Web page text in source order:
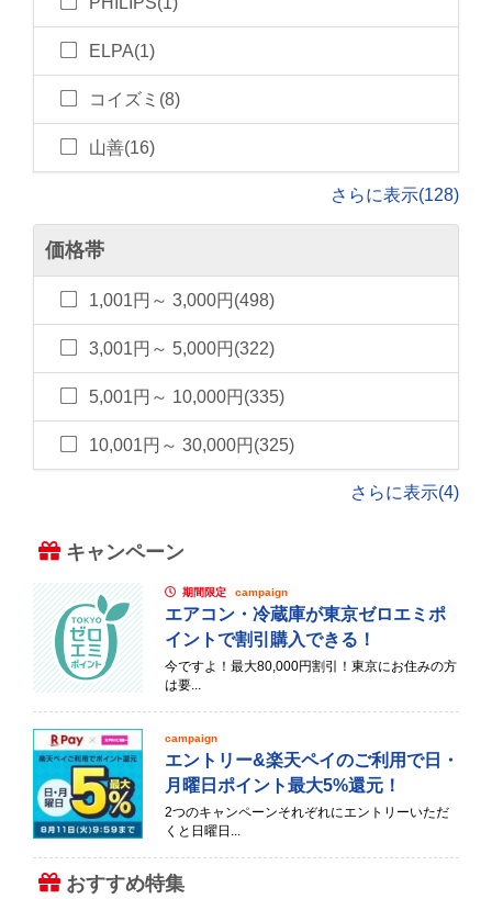
ELPA(1)
コイズミ(8)
山善(16)
さらに表示(128)
価格帯
1,001円～ 3,000円(498)
3,001円～ 5,000円(322)
5,001円～ 10,000円(335)
10,001円～ 30,000円(325)
さらに表示(4)
キャンペーン
期間限定 campaign
エアコン・冷蔵庫が東京ゼロエミポ
イントで割引購入できる！
今ですよ！最大80,000円割引！東京にお住みの方
は要...
campaign
エントリー&楽天ペイのご利用で日・
月曜日ポイント最大5%還元！
2つのキャンペーンそれぞれにエントリーいただ
くと日曜日...
おすすめ特集